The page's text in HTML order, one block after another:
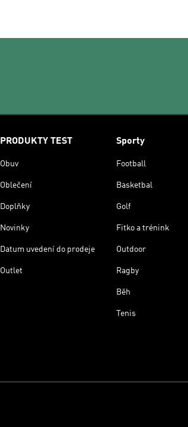
PRODUKTY TEST
Obuv
Oblečení
Doplňky
Novinky
Datum uvedení do prodeje
Outlet
Sporty
Football
Basketbal
Golf
Fitko a trénink
Outdoor
Ragby
Běh
Tenis